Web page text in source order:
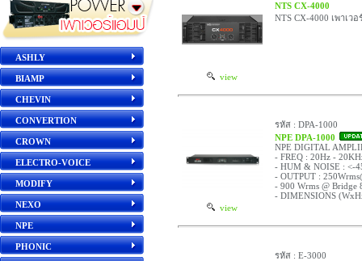
ASHLY
BIAMP
CHEVIN
CONVERTION
CROWN
ELECTRO-VOICE
MODIFY
NEXO
NPE
PHONIC
view
NTS CX-4000
NTS CX-4000 เพาเว
view
รหัส : DPA-1000
NPE DPA-1000
NPE DIGITAL
- FREQ : 20Hz -
- HUM & NOISE : <-
- OUTPUT :
- 900 Wrms @ Bridge
- DIMENSIONS
รหัส : E-3000